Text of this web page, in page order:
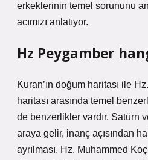
erkeklerinin temel sorununu
acımızı anlatıyor.
Hz Peygamber
Kuran’ın doğum haritası ile
haritası arasında temel
de benzerlikler vardır. Satürn
araya gelir, inanç açısından
ayrılması. Hz. Muhammed